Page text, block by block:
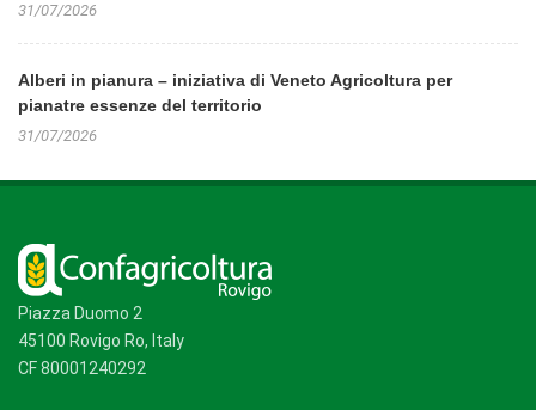
31/07/2026
Alberi in pianura – iniziativa di Veneto Agricoltura per
pianatre essenze del territorio
31/07/2026
Piazza Duomo 2
45100 Rovigo Ro, Italy
CF 80001240292